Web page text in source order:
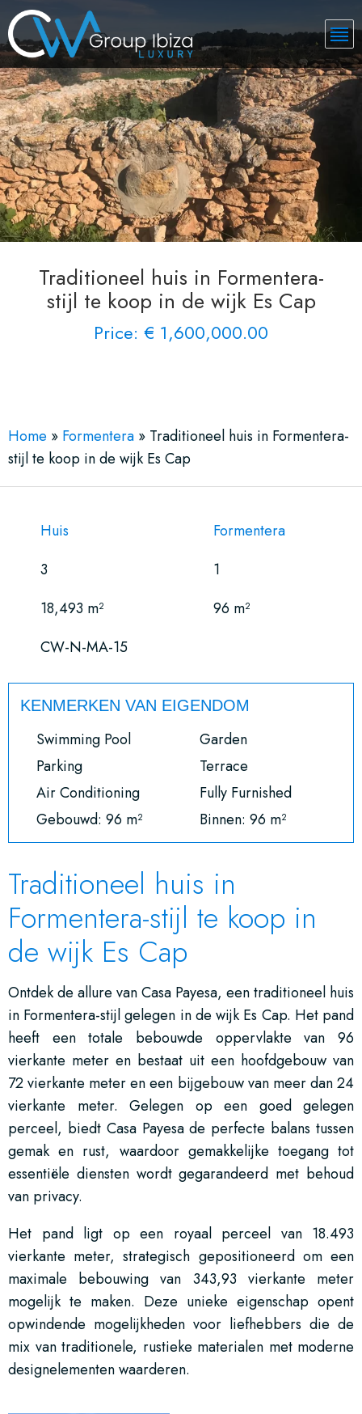
Traditioneel huis in Formentera-
stijl te koop in de wijk Es Cap
Price: € 1,600,000.00
Home » Formentera » Traditioneel huis in Formentera-
stijl te koop in de wijk Es Cap
Huis
Formentera
3
1
18,493 m²
96 m²
CW-N-MA-15
KENMERKEN VAN EIGENDOM
Swimming Pool
Garden
Parking
Terrace
Air Conditioning
Fully Furnished
Gebouwd: 96 m²
Binnen: 96 m²
Traditioneel huis in
Formentera-stijl te koop in
de wijk Es Cap
Ontdek de allure van Casa Payesa, een traditioneel huis
in Formentera-stijl gelegen in de wijk Es Cap. Het pand
heeft een totale bebouwde oppervlakte van 96
vierkante meter en bestaat uit een hoofdgebouw van
72 vierkante meter en een bijgebouw van meer dan 24
vierkante meter. Gelegen op een goed gelegen
perceel, biedt Casa Payesa de perfecte balans tussen
gemak en rust, waardoor gemakkelijke toegang tot
essentiële diensten wordt gegarandeerd met behoud
van privacy.
Het pand ligt op een royaal perceel van 18.493
vierkante meter, strategisch gepositioneerd om een
maximale bebouwing van 343,93 vierkante meter
mogelijk te maken. Deze unieke eigenschap opent
opwindende mogelijkheden voor liefhebbers die de
mix van traditionele, rustieke materialen met moderne
designelementen waarderen.